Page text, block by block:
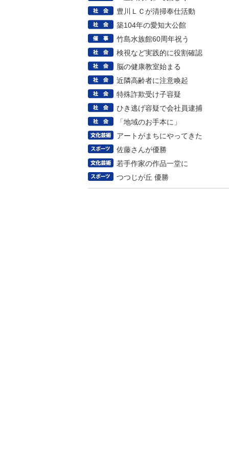
豊川ＬＣが清掃奉仕活動
築104年の愛知大公館
竹島水族館60周年祝う
検視など実践的に役割確認
脳の健康教室始まる
近隣高齢者に注意喚起
特殊詐欺受け子容疑
ひき逃げ容疑で会社員逮捕
「地域のお手本に」
アートがまちにやってきた
佐藤さんが優勝
若手作家の作品一堂に
つつじが丘 優勝